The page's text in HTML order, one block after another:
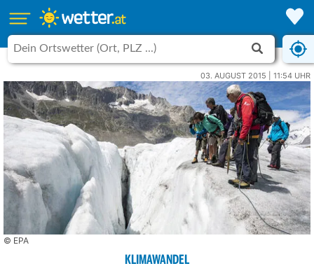
03. AUGUST 2015 | 11:54 UHR
© EPA
KLIMAWANDEL